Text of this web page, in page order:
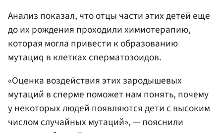
Анализ показал, что отцы части этих детей еще
до их рождения проходили химиотерапию,
которая могла привести к образованию
мутациq в клетках сперматозоидов.
«Оценка воздействия этих зародышевых
мутаций в сперме поможет нам понять, почему
у некоторых людей появляются дети с высоким
числом случайных мутаций», — пояcнили